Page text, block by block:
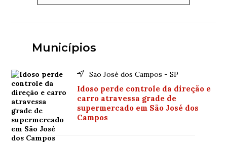
Municípios
São José dos Campos - SP
Idoso perde controle da direção e
carro atravessa grade de
supermercado em São José dos
Campos